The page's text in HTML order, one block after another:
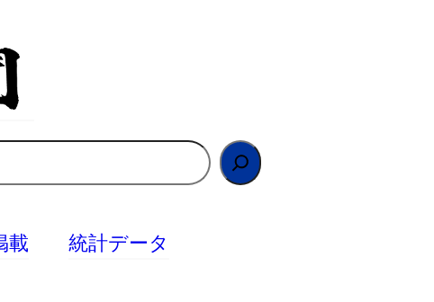
載 統計データ